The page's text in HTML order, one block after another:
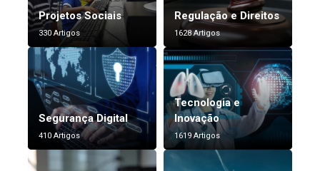
Projetos Sociais
330 Artigos
Regulação e Direitos
1628 Artigos
Segurança Digital
410 Artigos
Tecnologia e
Inovação
1619 Artigos